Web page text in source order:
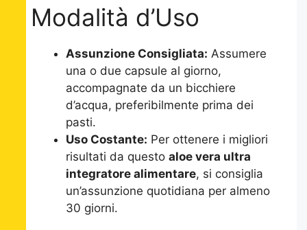
Modalità d’Uso
Assunzione Consigliata: Assumere
una o due capsule al giorno,
accompagnate da un bicchiere
d’acqua, preferibilmente prima dei
pasti.
Uso Costante: Per ottenere i migliori
risultati da questo aloe vera ultra
integratore alimentare, si consiglia
un’assunzione quotidiana per almeno
30 giorni.